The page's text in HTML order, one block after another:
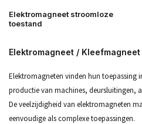
Elektromagneet stroomloze
toestand
Elektromagneet / Kleefmagneet
Elektromagneten vinden hun toepassing
productie van machines, deursluitingen,
De veelzijdigheid van elektromagneten
eenvoudige als complexe toepassingen.